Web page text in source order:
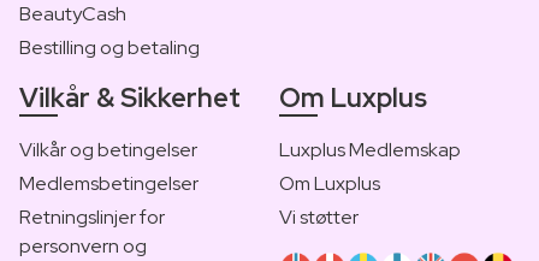
BeautyCash
Bestilling og betaling
Vilkår & Sikkerhet
Vilkår og betingelser
Medlemsbetingelser
Retningslinjer for
personvern og
Om Luxplus
Luxplus Medlemskap
Om Luxplus
Vi støtter